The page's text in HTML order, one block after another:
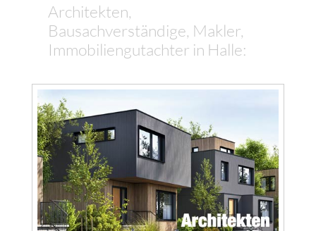
Architekten,
Bausachverständige, Makler,
Immobiliengutachter in Halle: